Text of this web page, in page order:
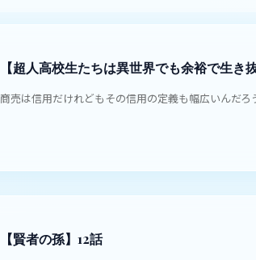
【超人高校生たちは異世界でも余裕で生き
商売は信用だけれどもその信用の定義も幅広いんだ
【賢者の孫】12話